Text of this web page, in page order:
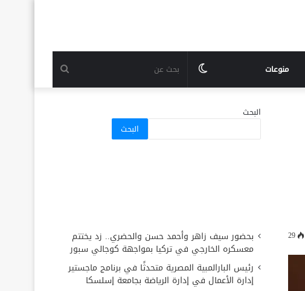
منوعات بحث
الوضع
29
البحث
البحث
بحضور سيف زاهر وأحمد حسن والحضري.. زد يختتم
معسكره الخارجي في تركيا بمواجهة كوجالي سبور
رئيس البارالمبية المصرية متحدثًا في برنامج ماجستير
إدارة الأعمال في إدارة الرياضة بجامعة إسلسكا